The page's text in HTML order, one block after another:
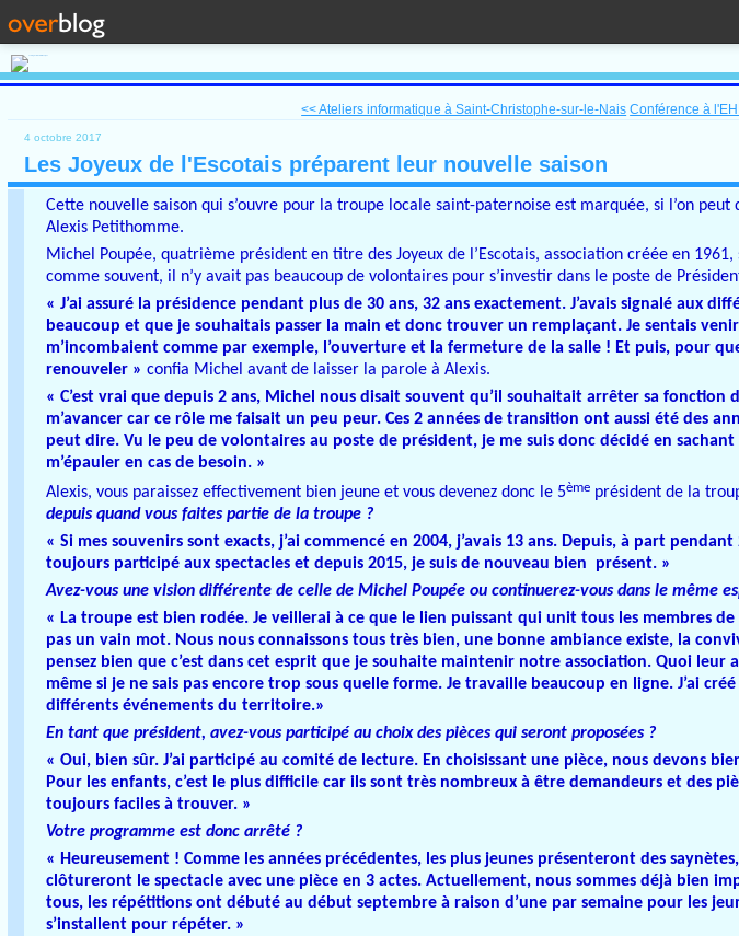
<< Ateliers informatique à Saint-Christophe-sur-le-Nais Conférence à
4 octobre 2017
Les Joyeux de l'Escotais préparent leur nouvelle saison
Cette nouvelle saison qui s’ouvre pour la troupe locale saint-paternoise est marquée, si l’on
Alexis Petithomme.
Michel Poupée, quatrième président en titre des Joyeux de l’Escotais, association créée en
comme souvent, il n’y avait pas beaucoup de volontaires pour s’investir dans le poste de
« J’ai assuré la présidence pendant plus de 30 ans, 32 ans exactement. J’avais signalé aux
beaucoup et que je souhaitais passer la main et donc trouver un remplaçant. Je sentais
m’incombaient comme par exemple, l’ouverture et la fermeture de la salle ! Et puis, pour
renouveler » confia Michel avant de laisser la parole à Alexis.
« C’est vrai que depuis 2 ans, Michel nous disait souvent qu’il souhaitait arrêter sa fonction
m’avancer car ce rôle me faisait un peu peur. Ces 2 années de transition ont aussi été des
peut dire. Vu le peu de volontaires au poste de président, je me suis donc décidé en
m’épauler en cas de besoin. »
Alexis, vous paraissez effectivement bien jeune et vous devenez donc le 5èmeprésident de la
depuis quand vous faites partie de la troupe ?
« Si mes souvenirs sont exacts, j’ai commencé en 2004, j’avais 13 ans. Depuis, à part
toujours participé aux spectacles et depuis 2015, je suis de nouveau bien présent. »
Avez-vous une vision différente de celle de Michel Poupée ou continuerez-vous dans le même
« La troupe est bien rodée. Je veillerai à ce que le lien puissant qui unit tous les membres
pas un vain mot. Nous nous connaissons tous très bien, une bonne ambiance existe, la
pensez bien que c’est dans cet esprit que je souhaite maintenir notre association. Quoi
même si je ne sais pas encore trop sous quelle forme. Je travaille beaucoup en ligne. J’ai
différents événements du territoire.»
En tant que président, avez-vous participé au choix des pièces qui seront proposées ?
« Oui, bien sûr. J’ai participé au comité de lecture. En choisissant une pièce, nous devons
Pour les enfants, c’est le plus difficile car ils sont très nombreux à être demandeurs et des
toujours faciles à trouver. »
Votre programme est donc arrêté ?
« Heureusement ! Comme les années précédentes, les plus jeunes présenteront des
clôtureront le spectacle avec une pièce en 3 actes. Actuellement, nous sommes déjà bien
tous, les répétitions ont débuté au début septembre à raison d’une par semaine pour les
s’installent pour répéter. »